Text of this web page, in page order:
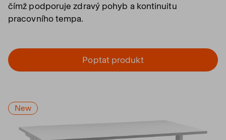
New
čímž podporuje zdravý pohyb a kontinuitu
pracovního tempa.
Poptat produkt